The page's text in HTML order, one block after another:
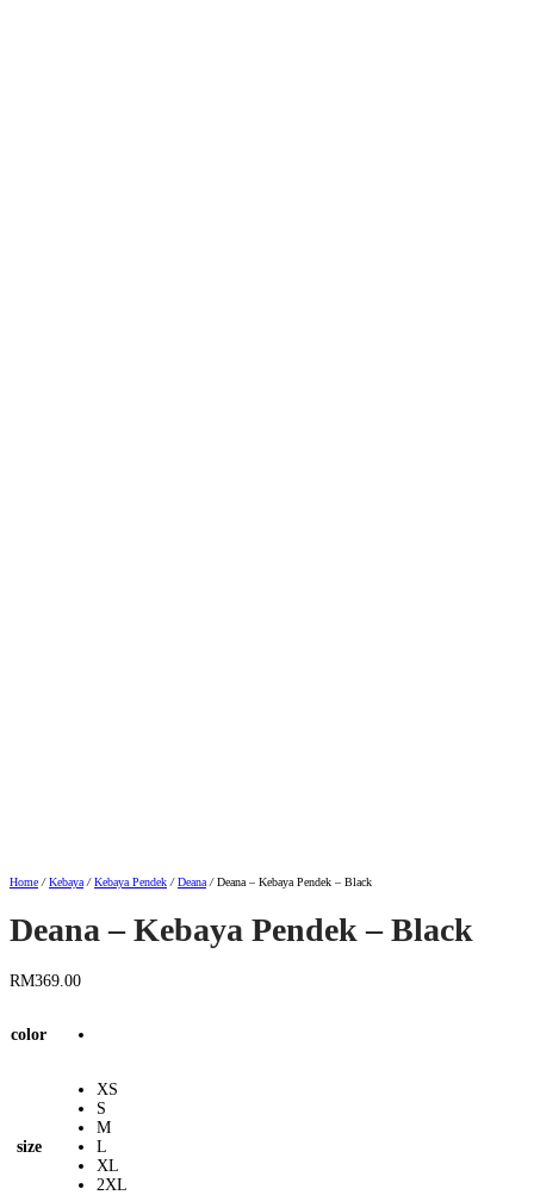
Home / Kebaya / Kebaya Pendek / Deana /Deana – Kebaya Pendek – Black
Deana – Kebaya Pendek – Black
RM369.00
color
size
XS
S
M
L
XL
2XL